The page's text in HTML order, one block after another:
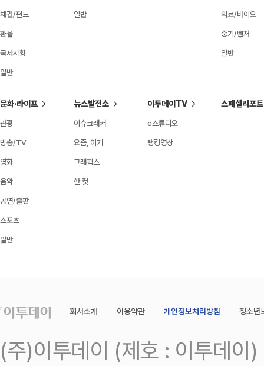
채권/펀드
환율
국제시황
일반
일반 의료/바이오
중기/벤처
일반
문화·라이프
관광
방송/TV
영화
음악
공연/출판
스포츠
일반
뉴스발전소
이슈크래커
요즘, 이거
그래픽스
한 컷
이투데이TV
e스튜디오
랭킹영상
스페셜리포트
회사소개 이용약관 개인정보처리방침 청소년
(주)이투데이 (제호 : 이투데